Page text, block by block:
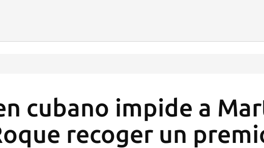
cubano impide a
recoger un